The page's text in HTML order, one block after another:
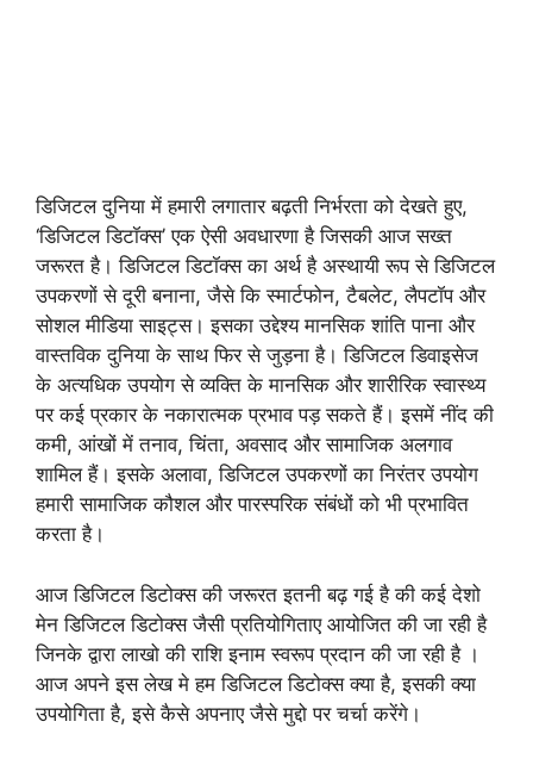
डिजिटल दुनिया में हमारी लगातार बढ़ती निर्भरता को देखते हुए,
‘डिजिटल डिटॉक्स’ एक ऐसी अवधारणा है जिसकी आज सख्त
जरूरत है। डिजिटल डिटॉक्स का अर्थ है अस्थायी रूप से डिजिटल
उपकरणों से दूरी बनाना, जैसे कि स्मार्टफोन, टैबलेट, लैपटॉप और
सोशल मीडिया साइट्स। इसका उद्देश्य मानसिक शांति पाना और
वास्तविक दुनिया के साथ फिर से जुड़ना है। डिजिटल डिवाइसेज
के अत्यधिक उपयोग से व्यक्ति के मानसिक और शारीरिक स्वास्थ्य
पर कई प्रकार के नकारात्मक प्रभाव पड़ सकते हैं। इसमें नींद की
कमी, आंखों में तनाव, चिंता, अवसाद और सामाजिक अलगाव
शामिल हैं। इसके अलावा, डिजिटल उपकरणों का निरंतर उपयोग
हमारी सामाजिक कौशल और पारस्परिक संबंधों को भी प्रभावित
करता है।
आज डिजिटल डिटोक्स की जरूरत इतनी बढ़ गई है की कई देशो
मेन डिजिटल डिटोक्स जैसी प्रतियोगिताए आयोजित की जा रही है
जिनके द्वारा लाखो की राशि इनाम स्वरूप प्रदान की जा रही है ।
आज अपने इस लेख मे हम डिजिटल डिटोक्स क्या है, इसकी क्या
उपयोगिता है, इसे कैसे अपनाए जैसे मुद्दो पर चर्चा करेंगे।